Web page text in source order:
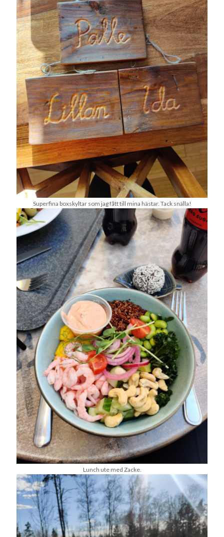
juli 2025
juni 2025
maj 2025
april 2025
mars 2025
februari 2025
januari 2025
december 2024
november 2024
oktober 2024
september 2024
augusti 2024
juli 2024
juni 2024
maj 2024
april 2024
mars 2024
februari 2024
januari 2024
december 2023
november 2023
oktober 2023
september 2023
augusti 2023
juli 2023
juni 2023
maj 2023
april 2023
mars 2023
februari 2023
januari 2023
december 2022
november 2022
oktober 2022
september 2022
augusti 2022
juli 2022
juni 2022
maj 2022
april 2022
mars 2022
februari 2022
januari 2022
december 2021
november 2021
Superfina boxskyltar som jag fått till mina hästar. Tack snälla!
Lunch ute med Zacke.